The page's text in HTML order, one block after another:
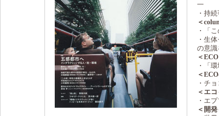
一
・持
＜
・「
・生
の意
＜
・「
＜
・チ
＜エ
・エ
＜開